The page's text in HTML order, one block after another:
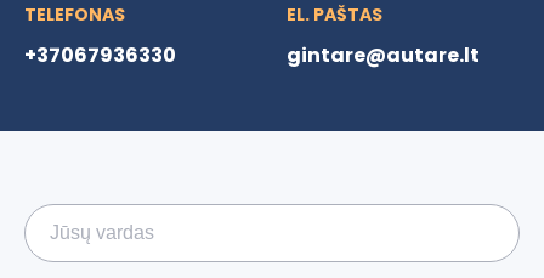
TELEFONAS
+37067936330
EL. PAŠTAS
gintare@autare.lt